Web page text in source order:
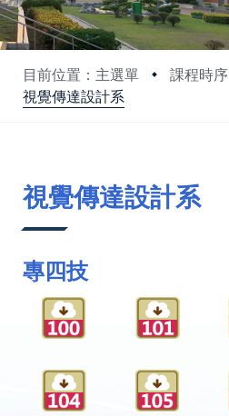
目前位置：主選單 課程時序
視覺傳達設計系
視覺傳達設計系
專四技